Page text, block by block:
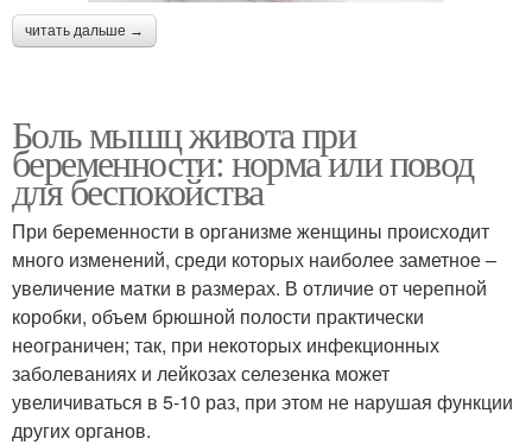
читать дальше →
Боль мышц живота при
беременности: норма или повод
для беспокойства
При беременности в организме женщины происходит
много изменений, среди которых наиболее заметное –
увеличение матки в размерах. В отличие от черепной
коробки, объем брюшной полости практически
неограничен; так, при некоторых инфекционных
заболеваниях и лейкозах селезенка может
увеличиваться в 5-10 раз, при этом не нарушая функции
других органов.